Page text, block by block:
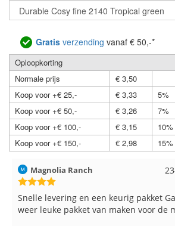
Gratis verzending vanaf € 50,-*
Oploopkorting
Normale prijs
€ 3,50
Koop voor +€ 25,-
€ 3,33
5%
Koop voor +€ 50,-
€ 3,26
7%
Koop voor +€ 100,-
€ 3,15
10%
Koop voor +€ 150,-
€ 2,98 15%
Hilde uit Loyers
Reeds meerdere keren breigaren en
breinaalden besteld, altijd heel